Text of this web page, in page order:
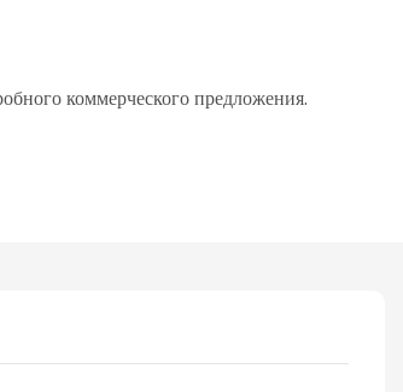
коммерческого предложения.